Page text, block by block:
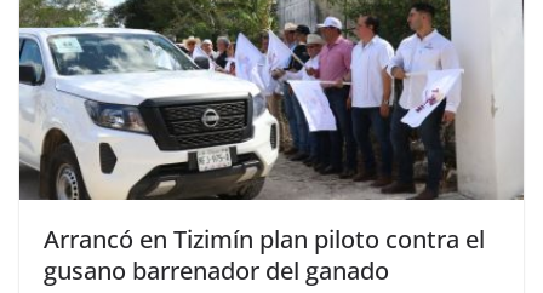
Arrancó en Tizimín plan piloto contra el
gusano barrenador del ganado